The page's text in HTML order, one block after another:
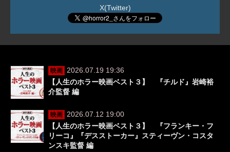
X(Twitter)
映画
2026.07.19 19:36
【人生のホラー映画ベスト３】 『チルド』岩崎裕
介監督 編
映画
2026.07.12 19:00
【人生のホラー映画ベスト３】 『フランキー・フ
リーコ』『デスストーカー』スティーヴン・コスタ
ンスキ監督 編